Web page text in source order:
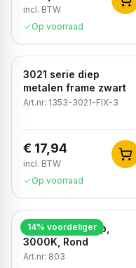
incl. BTW
Op voorraad
3021 serie diep
metalen frame zwart
Art.nr: 1353-3021-FIX-3
€ 17,94
incl. BTW
Op voorraad
14% voordeliger
LED Plafondlamp,
3000K, Rond
Art.nr: 803